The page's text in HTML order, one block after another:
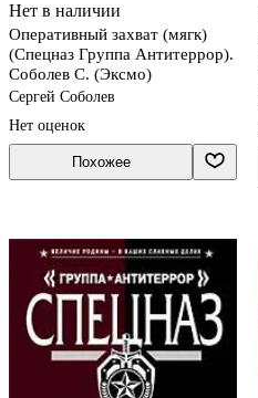
Нет в наличии
Оперативный захват (мягк)
(Спецназ Группа Антитеррор).
Соболев С. (Эксмо)
Сергей Соболев
Нет оценок
Похожее